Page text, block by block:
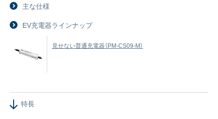
主な仕様
EV充電器ラインナップ
見せない普通充電器（PM-CS09-M）
特長